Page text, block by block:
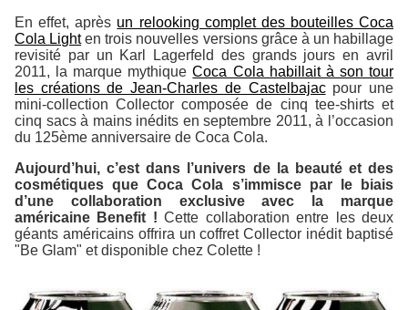
En effet, après un relooking complet des bouteilles Coca
Cola Lighten trois nouvelles versions grâce à un habillage
revisité par un Karl Lagerfeld des grands jours en avril
2011, la marque mythiqueCoca Cola habillait à son tour
les créations de Jean-Charles de Castelbajacpour une
mini-collection Collector composée de cinq tee-shirts et
cinq sacs à mains inédits en septembre 2011, à l’occasion
du 125ème anniversaire de Coca Cola.
Aujourd’hui, c’est dans l’univers de la beauté et des
cosmétiques que Coca Cola s’immisce par le biais
d’une collaboration exclusive avec la marque
américaine Benefit ! Cette collaboration entre les deux
géants américains offrira un coffret Collector inédit baptisé
"Be Glam" et disponible chez Colette !